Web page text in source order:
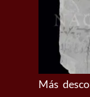
Más